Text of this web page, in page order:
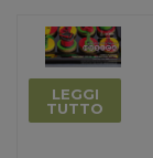
LEGGI
TUTTO